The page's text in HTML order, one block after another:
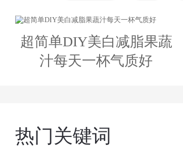
超简单DIY美白减脂果蔬
汁每天一杯气质好
热门关键词